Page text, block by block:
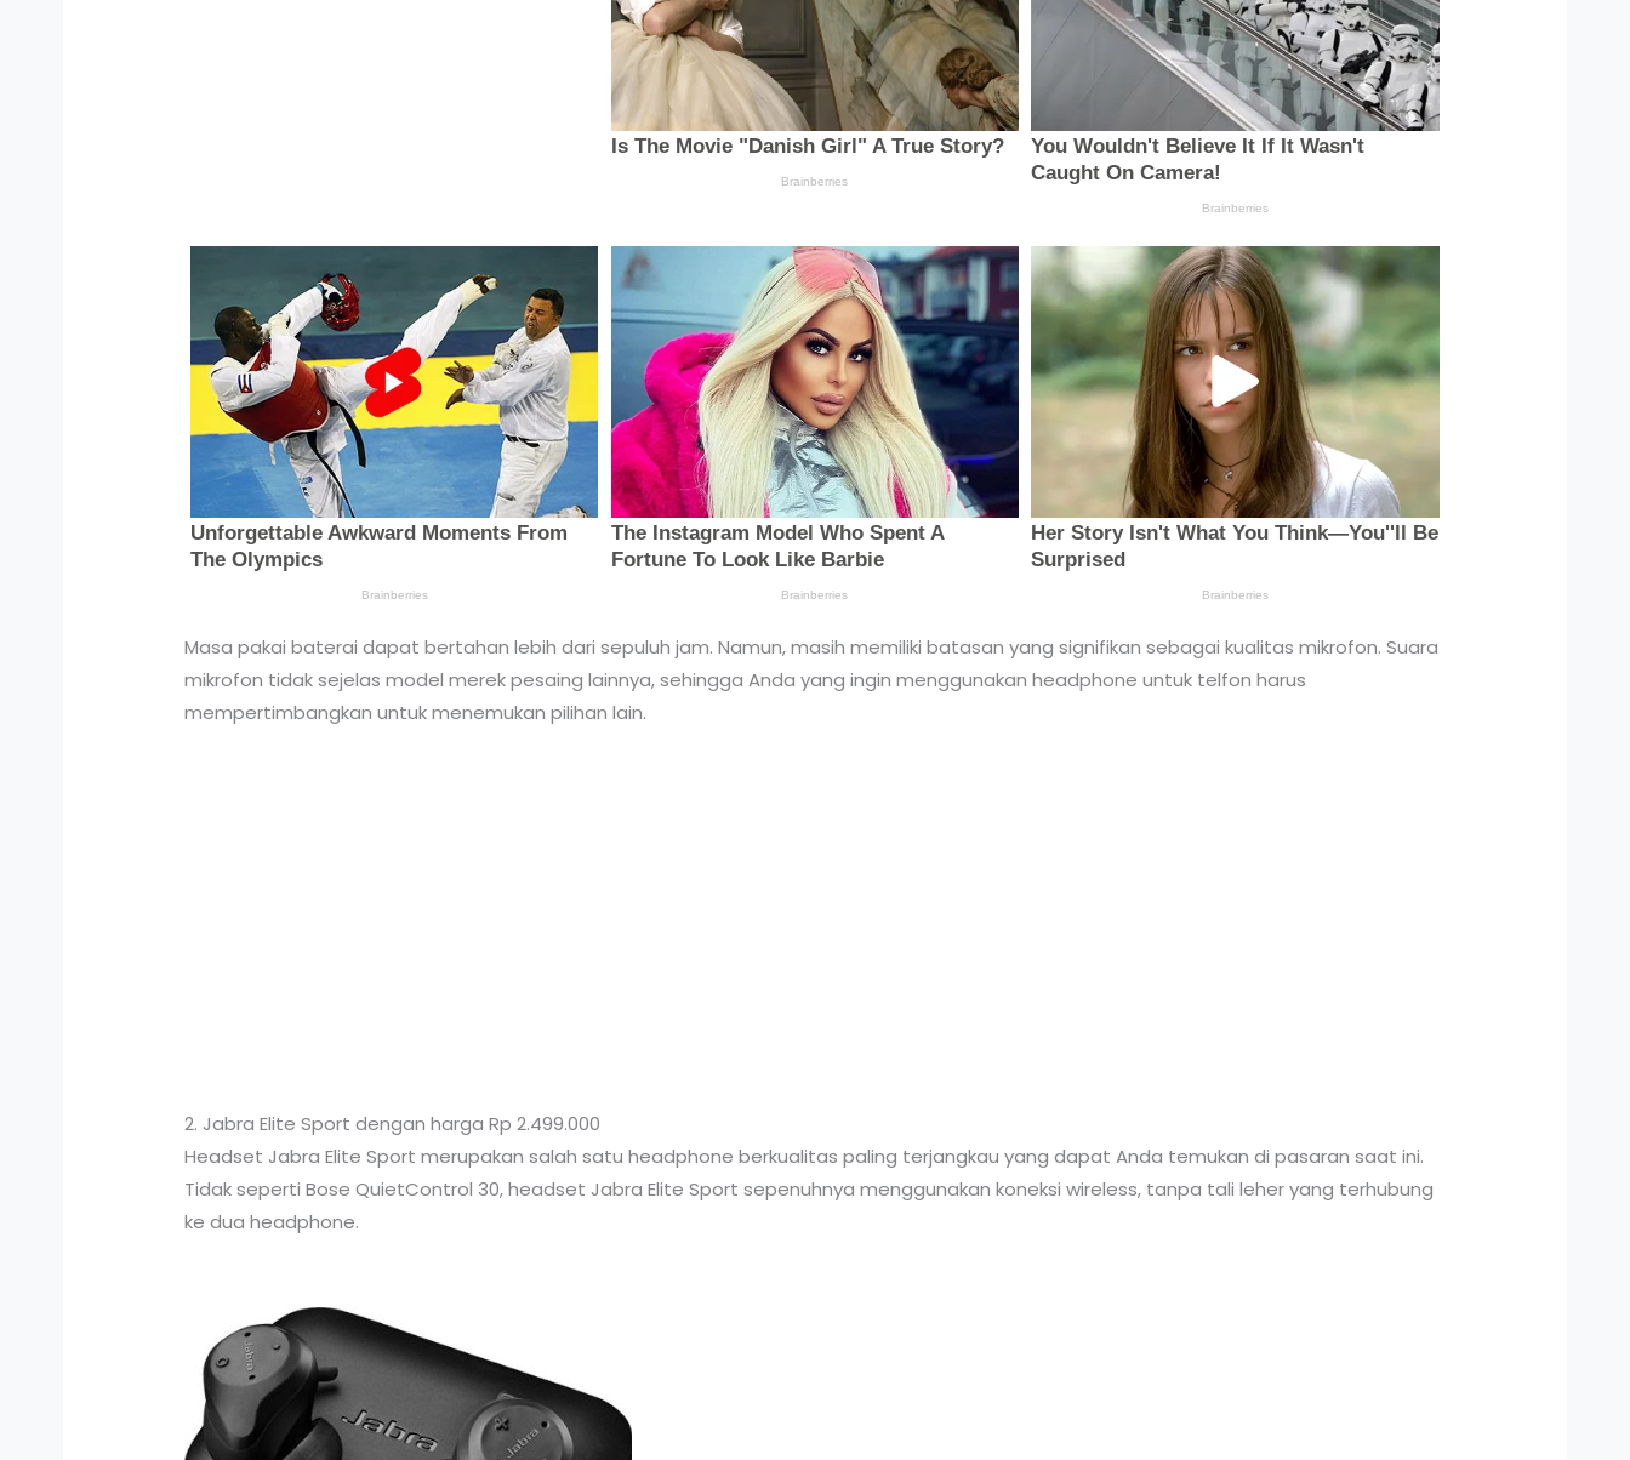
Masa pakai baterai dapat bertahan lebih dari sepuluh jam. Namun, masih memiliki batasan yang signifikan sebagai kualitas mikrofon. Suara
mikrofon tidak sejelas model merek pesaing lainnya, sehingga Anda yang ingin menggunakan headphone untuk telfon harus
mempertimbangkan untuk menemukan pilihan lain.
2. Jabra Elite Sport dengan harga Rp 2.499.000
Headset Jabra Elite Sport merupakan salah satu headphone berkualitas paling terjangkau yang dapat Anda temukan di pasaran saat ini.
Tidak seperti Bose QuietControl 30, headset Jabra Elite Sport sepenuhnya menggunakan koneksi wireless, tanpa tali leher yang terhubung
ke dua headphone.